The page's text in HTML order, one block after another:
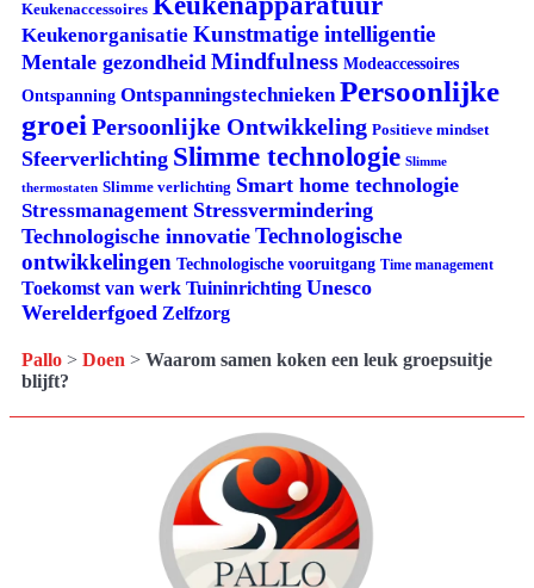
Keukenaccessoires
Keukenorganisatie Kunstmatige intelligentie
Mentale gezondheid Mindfulness Modeaccessoires
Ontspanning Ontspanningstechnieken Persoonlijke
groei Persoonlijke Ontwikkeling Positieve mindset
Sfeerverlichting Slimme technologie Slimme
thermostaten Slimme verlichting Smart home technologie
Stressmanagement Stressvermindering
Technologische innovatie Technologische
ontwikkelingen Technologische vooruitgang Time management
Toekomst van werk Tuininrichting Unesco
Werelderfgoed Zelfzorg
Pallo > Doen > Waarom samen koken een leuk groepsuitje
blijft?